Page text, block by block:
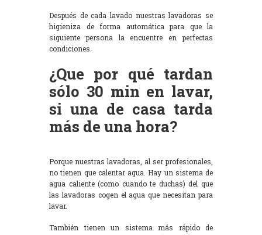
Después de cada lavado nuestras lavadoras se
higieniza de forma automática para que la
siguiente persona la encuentre en perfectas
condiciones.
¿Que por qué tardan
sólo 30 min en lavar,
si una de casa tarda
más de una hora?
Porque nuestras lavadoras, al ser profesionales,
no tienen que calentar agua. Hay un sistema de
agua caliente (como cuando te duchas) del que
las lavadoras cogen el agua que necesitan para
lavar.
También tienen un sistema más rápido de